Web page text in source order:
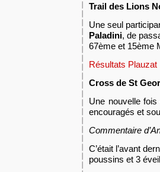
Trail des Lions
Une seul
Paladini, de
67ème et 15ème
Résultats Plauzat
Cross de St
Une nouvelle
encouragés et
Commentaire
C’était l’avant
poussins et 3